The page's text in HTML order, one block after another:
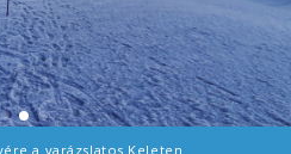
a varázslatos Keleten